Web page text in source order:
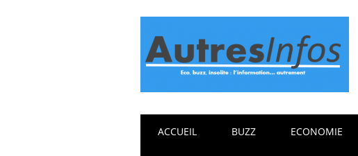
Main menu
ACCUEIL BUZZ ECONOMIE